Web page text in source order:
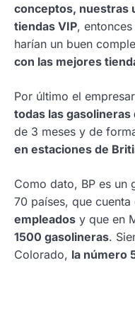
conceptos, nuestras
tiendas VIP,
harían un buen
con las mejores
Por último el
todas las gasolineras
de 3 meses y de
en estaciones de
Como dato, BP es un
70 países, que
empleados y que en
1500 gasolineras.
Colorado, la número